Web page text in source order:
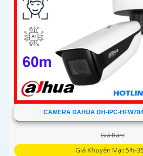
CAMERA DAHUA DH-IPC-
Giá Bán:
Giá Khuyến Mại: 5%-